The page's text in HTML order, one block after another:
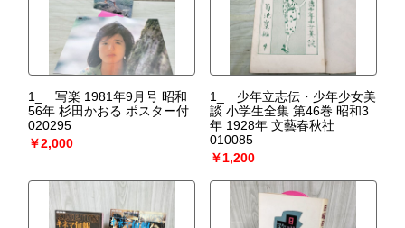
1_ 写楽 1981年9月号 昭和
56年 杉田かおる ポスター付
020295
￥2,000
1_ 少年立志伝・少年少女美
談 小学生全集 第46巻 昭和3
年 1928年 文藝春秋社
010085
￥1,200